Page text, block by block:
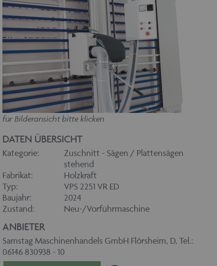
für Bilderansicht bitte klicken
DATEN ÜBERSICHT
Kategorie:
Zuschnitt - Sägen / Plattensägen
stehend
Fabrikat:
Holzkraft
Typ:
VPS 2251 VR ED
Baujahr:
2024
Zustand:
Neu-/Vorführmaschine
ANBIETER
Samstag Maschinenhandels GmbH Flörsheim, D, Tel.:
06146 830938 - 10